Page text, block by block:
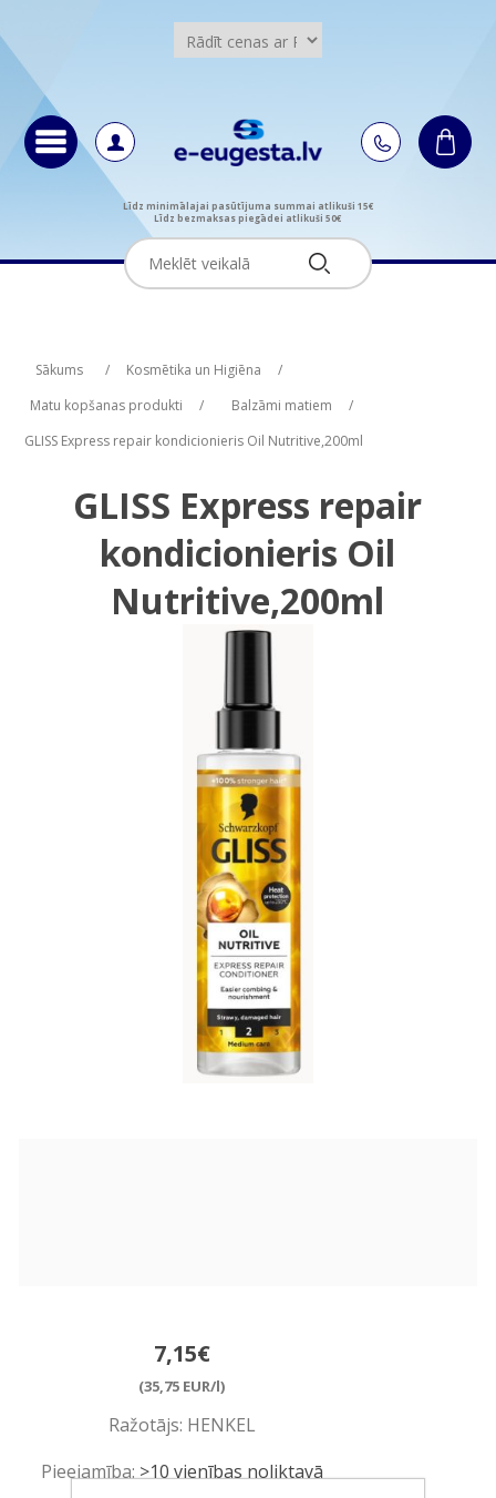
Līdz minimālajai pasūtījuma summai atlikuši 15€
Līdz bezmaksas piegādei atlikuši 50€
Sākums / Kosmētika un Higiēna
/
Matu kopšanas produkti
/ Balzāmi matiem
/
GLISS Express repair kondicionieris Oil Nutritive,200ml
GLISS Express repair
kondicionieris Oil
Nutritive,200ml
7,15€
(35,75 EUR/l)
Ražotājs: HENKEL
Pieejamība: >10 vienības noliktavā